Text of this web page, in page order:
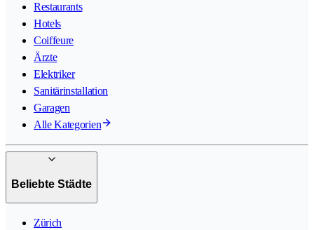
Restaurants
Hotels
Coiffeure
Ärzte
Elektriker
Sanitärinstallation
Garagen
Alle Kategorien
Beliebte Städte
Zürich